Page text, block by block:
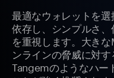
最適なウォレットを
依存し、シンプルさ
を重視します。大き
ンラインの脅威に対す
Tangemのようなハー